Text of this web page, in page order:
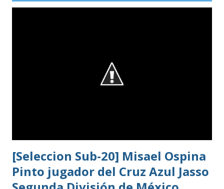
[Seleccion Sub-20] Misael Ospina
Pinto jugador del Cruz Azul Jasso